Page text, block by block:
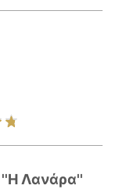
''Η Λανάρα''